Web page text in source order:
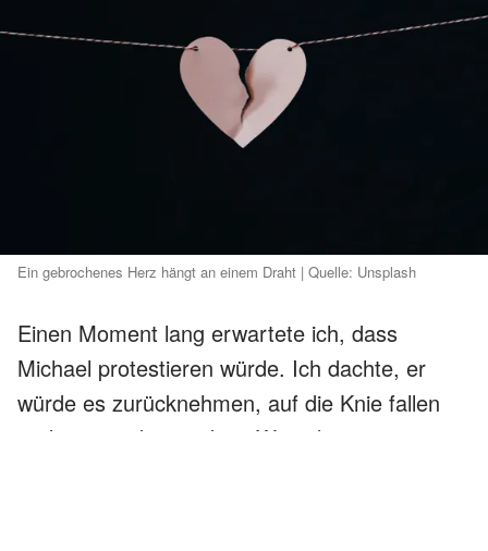
Ein gebrochenes Herz hängt an einem Draht | Quelle: Unsplash
Einen Moment lang erwartete ich, dass
Michael protestieren würde. Ich dachte, er
würde es zurücknehmen, auf die Knie fallen
und sagen, dass er kein Wort davon ernst